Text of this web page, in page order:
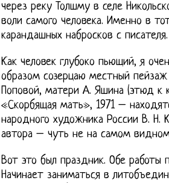
через реку Толшму в селе
воли самого человека. Именно в
карандашных набросков с писателя.
Как человек глубоко пьющий, я
образом созерцаю местный
Поповой, матери А. Яшина (этюд к
«Скорбящая мать», 1971 –
народного художника России В. Н.
автора – чуть не на самом
Вот это был праздник. Обе работы
Начинает заниматься в